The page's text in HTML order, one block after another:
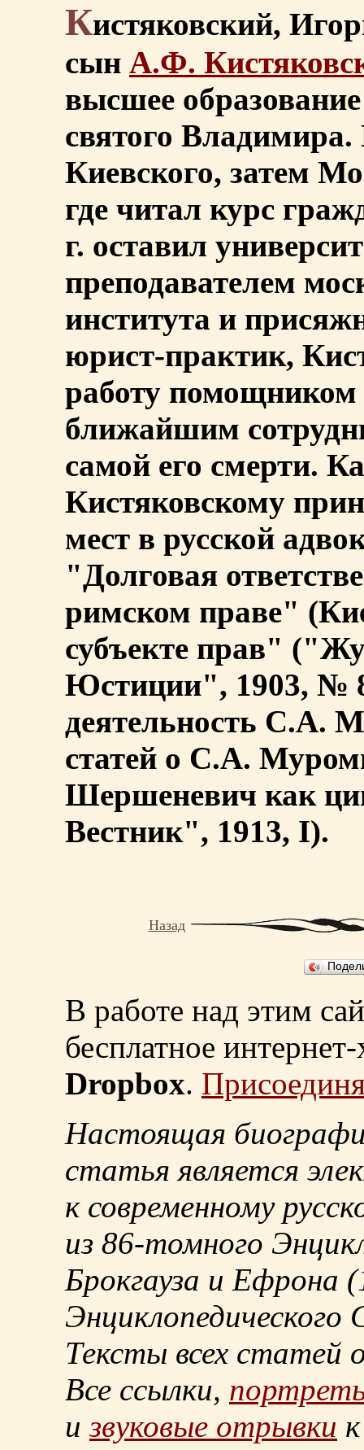
Кистяковский,
сын А.Ф.
высшее
святого
Киевского, затем
где читал курс
г. оставил
преподавателем
института и
юрист-практик,
работу помощником
ближайшим
самой его смерти.
Кистяковскому
мест в русской
"Долговая
римском праве"
субъекте прав"
Юстиции", 1903, №
деятельность С.А.
статей о С.А.
Шершеневич как
Вестник", 1913, I).
Назад
В работе над этим
бесплатное
Dropbox.
Настоящая
статья является
к современному
из 86-томного
Брокгауза и Ефрона
Энциклопедического
Тексты всех статей
Все ссылки,
извуковые отрывки